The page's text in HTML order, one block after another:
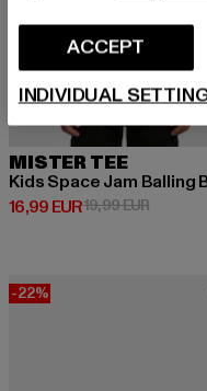
MISTER TEE
Kids Space Jam Balling
16,99 EUR
Ajankohtainen hinta: 16,99
19,99 EUR
-22%
ACCEPT
INDIVIDUAL